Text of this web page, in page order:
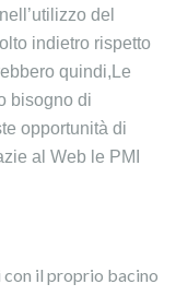
del
indietro rispetto
quindi,Le
bisogno di
opportunità di
al Web le PMI
il proprio bacino